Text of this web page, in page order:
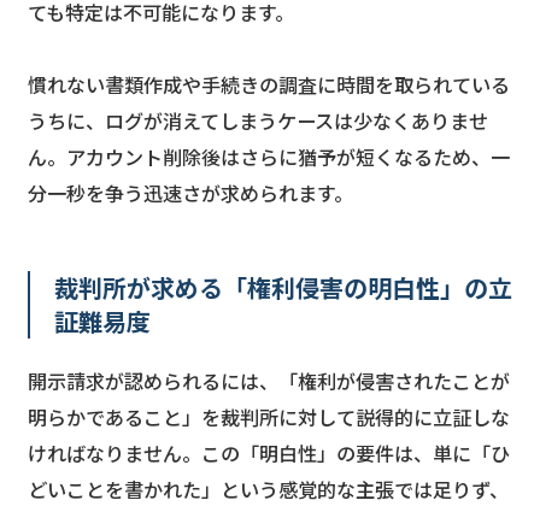
ても特定は不可能になります。
慣れない書類作成や手続きの調査に時間を取られている
うちに、ログが消えてしまうケースは少なくありませ
ん。アカウント削除後はさらに猶予が短くなるため、一
分一秒を争う迅速さが求められます。
裁判所が求める「権利侵害の明白性」の立
証難易度
開示請求が認められるには、「権利が侵害されたことが
明らかであること」を裁判所に対して説得的に立証しな
ければなりません。この「明白性」の要件は、単に「ひ
どいことを書かれた」という感覚的な主張では足りず、